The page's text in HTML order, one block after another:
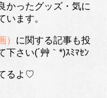
かったグッズ・気に
います。
） に関する記事も投
さい(´艸｀*)ｽﾐﾏｾﾝ
るよ♡